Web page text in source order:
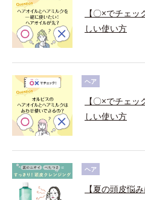
【〇×でチェ
しい使い方
ヘア
【〇×でチェ
しい使い方
ヘア
【夏の頭皮悩